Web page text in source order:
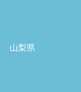
山梨県